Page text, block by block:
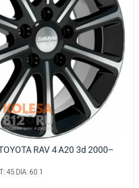
RAV 4 A20 3d 2000–
45 DIA: 60.1